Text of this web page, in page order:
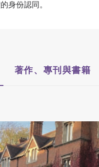
身份認同。
著作、專刊與書籍